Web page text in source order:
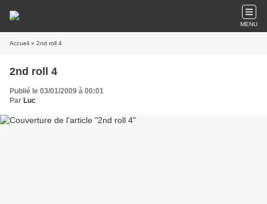
MENU
Accueil » 2nd roll 4
2nd roll 4
Publié le 03/01/2009 à 00:01
Par Luc